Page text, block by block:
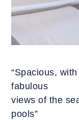
“Spacious,
fabulous
views of the
pools”